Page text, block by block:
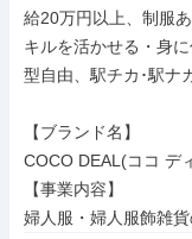
給20万円以上、制服
キルを活かせる・身
型自由、駅チカ･駅ナ
【ブランド名】
COCO DEAL(ココ デ
【事業内容】
婦人服・婦人服飾雑